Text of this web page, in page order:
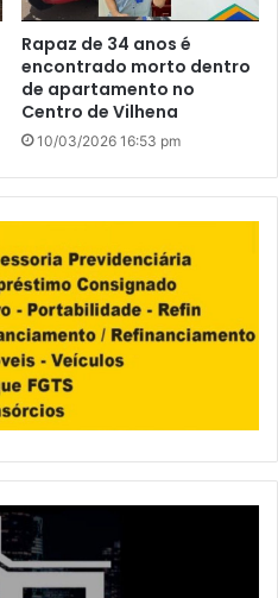
Rapaz de 34 anos é
encontrado morto dentro
de apartamento no
Centro de Vilhena
10/03/2026 16:53 pm